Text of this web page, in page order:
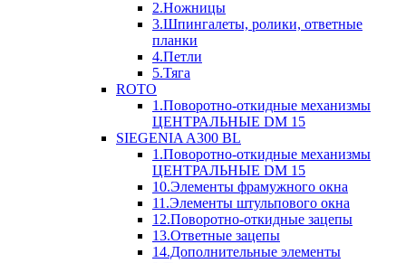
2.Ножницы
3.Шпингалеты, ролики, ответные
планки
4.Петли
5.Тяга
ROTO
1.Поворотно-откидные механизмы
ЦЕНТРАЛЬНЫЕ DM 15
SIEGENIA A300 BL
1.Поворотно-откидные механизмы
ЦЕНТРАЛЬНЫЕ DM 15
10.Элементы фрамужного окна
11.Элементы штульпового окна
12.Поворотно-откидные зацепы
13.Ответные зацепы
14.Дополнительные элементы